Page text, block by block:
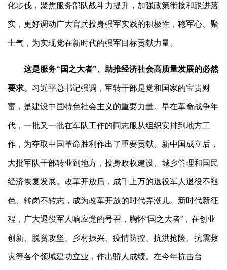
化步伐，聚焦服务部队战斗力提升，加强政策衔接和跟进落
实，更好调动广大官兵投身强军实践的积极性，稳军心、聚
士气，为实现党在新时代的强军目标贡献力量。
这是服务“国之大者”、助推经济社会高质量发展的必然
要求。 习近平总书记强调，军转干部是党和国家的宝贵财
富，是建设中国特色社会主义的重要力量。早在革命战争年
代，一批又一批在军队工作的同志服从组织安排到地方工
作，为夺取中国革命胜利作出了重要贡献。新中国成立后，
大批军队干部转业到地方，投身政权建设、城乡管理和国民
经济恢复发展。改革开放后，成千上万的退役军人退役不褪
色、转岗不转志，成为改革开放的时代弄潮儿。新时代新征
程，广大退役军人响应党的号召，胸怀“国之大者”，在创业
创新、脱贫攻坚、乡村振兴、疫情防控、抗洪抢险、抗震救
灾等各个领域建功立业，作出骄人成绩。在今年抗击台